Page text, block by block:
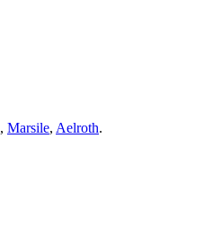
, Marsile, Aelroth.